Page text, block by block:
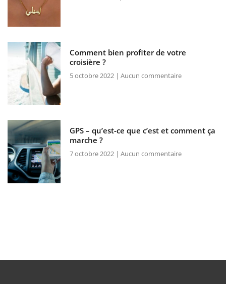
Comment bien profiter de votre
croisière ?
5 octobre 2022 Aucun commentaire
GPS – qu’est-ce que c’est et comment ça
marche ?
7 octobre 2022 Aucun commentaire